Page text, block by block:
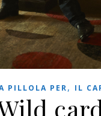
PILLOLA PER, IL